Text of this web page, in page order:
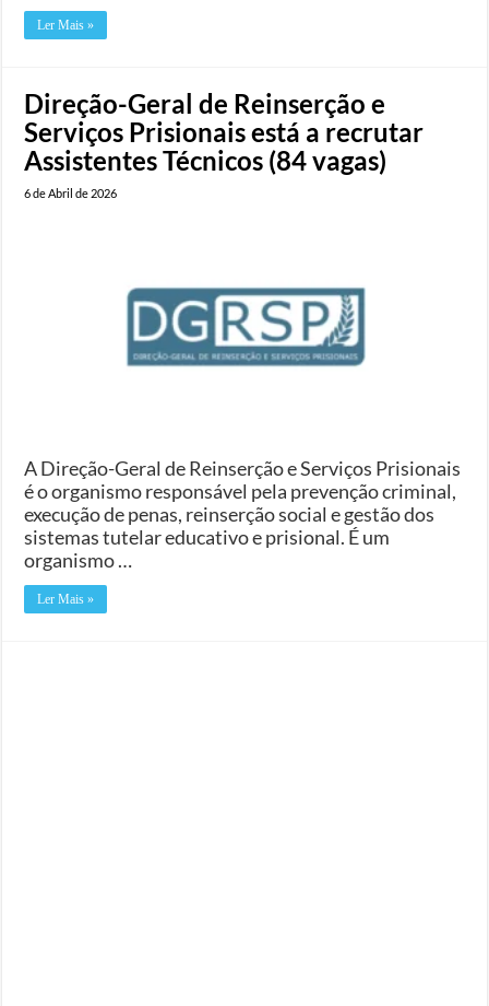
Ler Mais »
Direção-Geral de Reinserção e
Serviços Prisionais está a recrutar
Assistentes Técnicos (84 vagas)
6 de Abril de 2026
A Direção-Geral de Reinserção e Serviços Prisionais
é o organismo responsável pela prevenção criminal,
execução de penas, reinserção social e gestão dos
sistemas tutelar educativo e prisional. É um
organismo …
Ler Mais »